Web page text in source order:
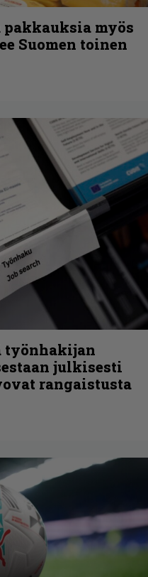
myös
Suomen toinen
työnhakijan
julkisesti
rangaistusta